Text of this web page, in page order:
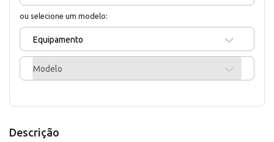
ou selecione um modelo:
Equipamento
Modelo
Descrição